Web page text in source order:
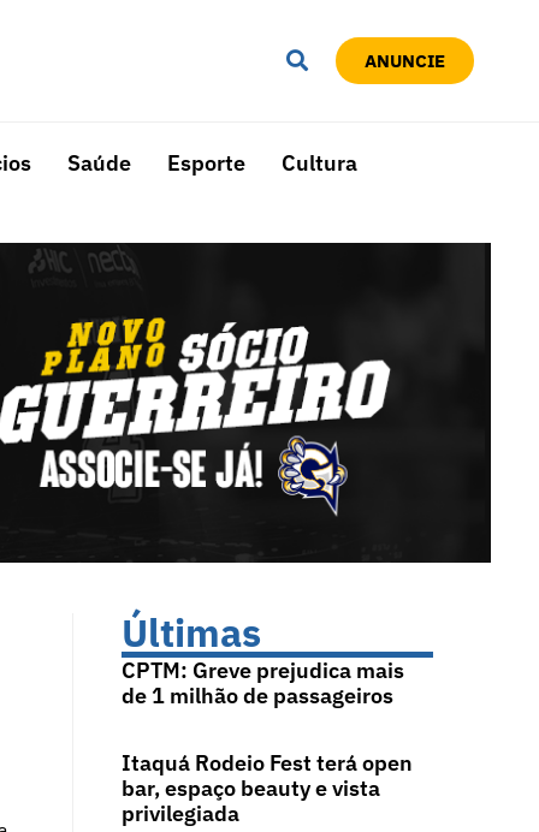
ANUNCIE
Saúde Esporte Cultura
Últimas
CPTM: Greve prejudica mais
de 1 milhão de passageiros
Itaquá Rodeio Fest terá open
bar, espaço beauty e vista
privilegiada